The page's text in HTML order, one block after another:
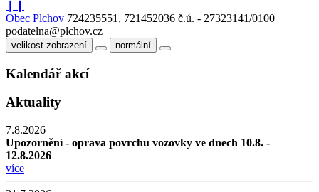
Obec Plchov 724235551, 721452036 č.ú. - 27323141/0100
podatelna@plchov.cz
velikost zobrazení normální
Kalendář akcí
Aktuality
7.8.2026
Upozornění - oprava povrchu vozovky ve dnech 10.8. -
12.8.2026
více